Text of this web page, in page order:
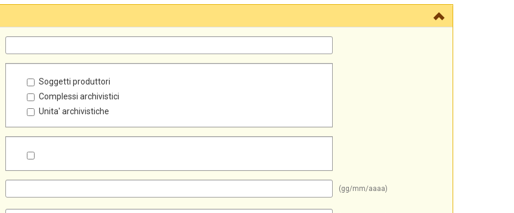
Soggetti produttori
Complessi archivistici
Unita' archivistiche
(gg/mm/aaaa)